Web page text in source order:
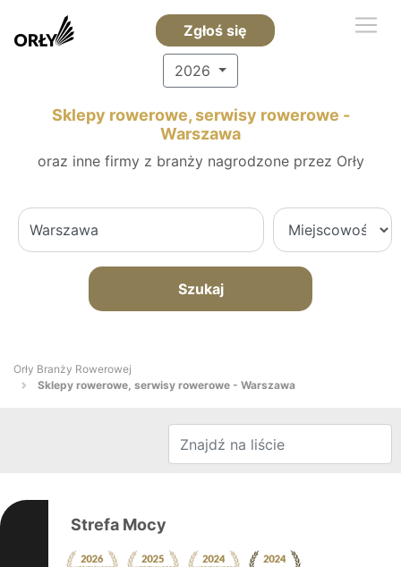
Zgłoś się
2026
Sklepy rowerowe, serwisy rowerowe -
Warszawa
oraz inne firmy z branży nagrodzone przez Orły
Szukaj
Orły Branży Rowerowej
Sklepy rowerowe, serwisy rowerowe - Warszawa
Strefa Mocy